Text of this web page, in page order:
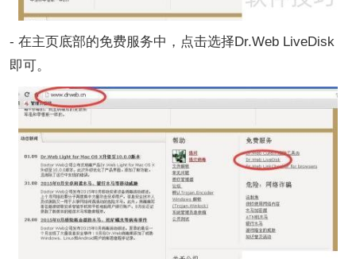
- 在主页底部的免费服务中，点击选择Dr.Web LiveDisk
即可。